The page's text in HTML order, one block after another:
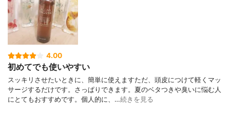
4.00
初めてでも使いやすい
スッキリさせたいときに、簡単に使えますただ、頭皮につけて軽くマッ
サージするだけです。さっぱりできます。夏のベタつきや臭いに悩む人
にとてもおすすめです。個人的に、…続きを見る